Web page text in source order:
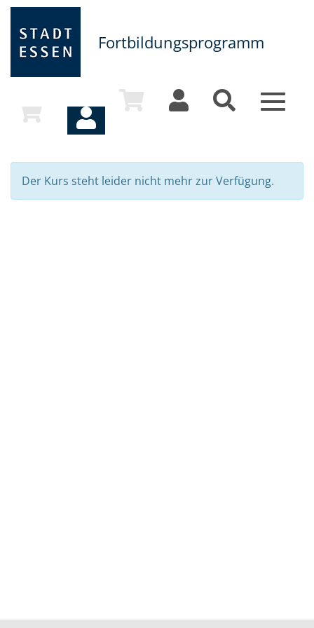
Fortbildungsprogramm
Toggle
Der Kurs steht leider nicht mehr zur Verfügung.